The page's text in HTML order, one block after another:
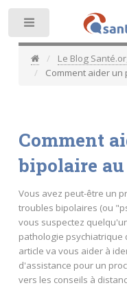
Le Blog
Comment aider
Comment
bipolaire
Vous avez peut-être un
troubles bipolaires (ou
vous suspectez
pathologie psychiatrique
article va vous aider à
d'assistance pour un
vers les conseils à
Toggle